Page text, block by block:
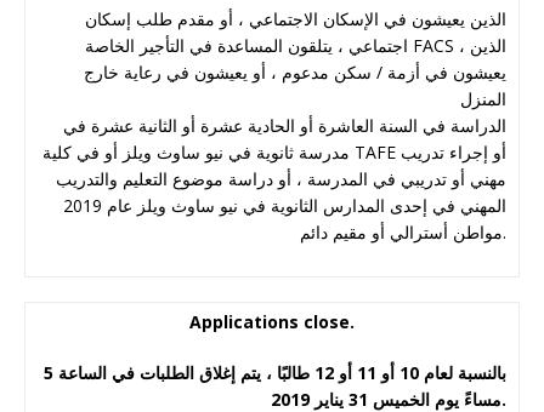
الذين يعيشون في الإسكان الاجتماعي ، أو مقدم طلب إسكان
اجتماعي ، يتلقون المساعدة في التأجير الخاصة FACS ، الذين
يعيشون في أزمة / سكن مدعوم ، أو يعيشون في رعاية خارج
المنزل
الدراسة في السنة العاشرة أو الحادية عشرة أو الثانية عشرة في
مدرسة ثانوية في نيو ساوث ويلز أو في كلية TAFE أو إجراء تدريب
مهني أو تدريبي في المدرسة ، أو دراسة موضوع التعليم والتدريب
المهني في إحدى المدارس الثانوية في نيو ساوث ويلز عام 2019
مواطن أسترالي أو مقيم دائم.
Applications close.
بالنسبة لعام 10 أو 11 أو 12 طالبًا ، يتم إغلاق الطلبات في الساعة 5
مساءً يوم الخميس 31 يناير 2019.